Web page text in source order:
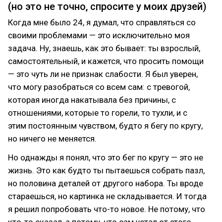
(но это не точно, спросите у моих друзей)
Когда мне было 24, я думал, что справляться со
своими проблемами — это исключительно моя
задача. Ну, знаешь, как это бывает: ты взрослый,
самостоятельный, и кажется, что просить помощи
— это чуть ли не признак слабости. Я был уверен,
что могу разобраться со всем сам: с тревогой,
которая иногда накатывала без причины, с
отношениями, которые то горели, то тухли, и с
этим постоянным чувством, будто я бегу по кругу,
но ничего не меняется.
Но однажды я понял, что это бег по кругу — это не
жизнь. Это как будто ты пытаешься собрать пазл,
но половина деталей от другого набора. Ты вроде
стараешься, но картинка не складывается. И тогда
я решил попробовать что-то новое. Не потому, что